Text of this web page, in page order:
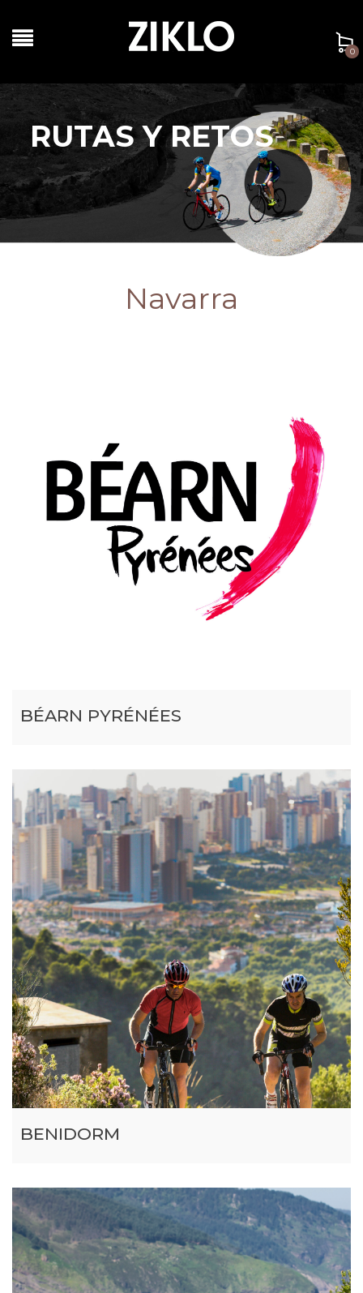
0
RUTAS Y RETOS
Navarra
BÉARN PYRÉNÉES
BENIDORM